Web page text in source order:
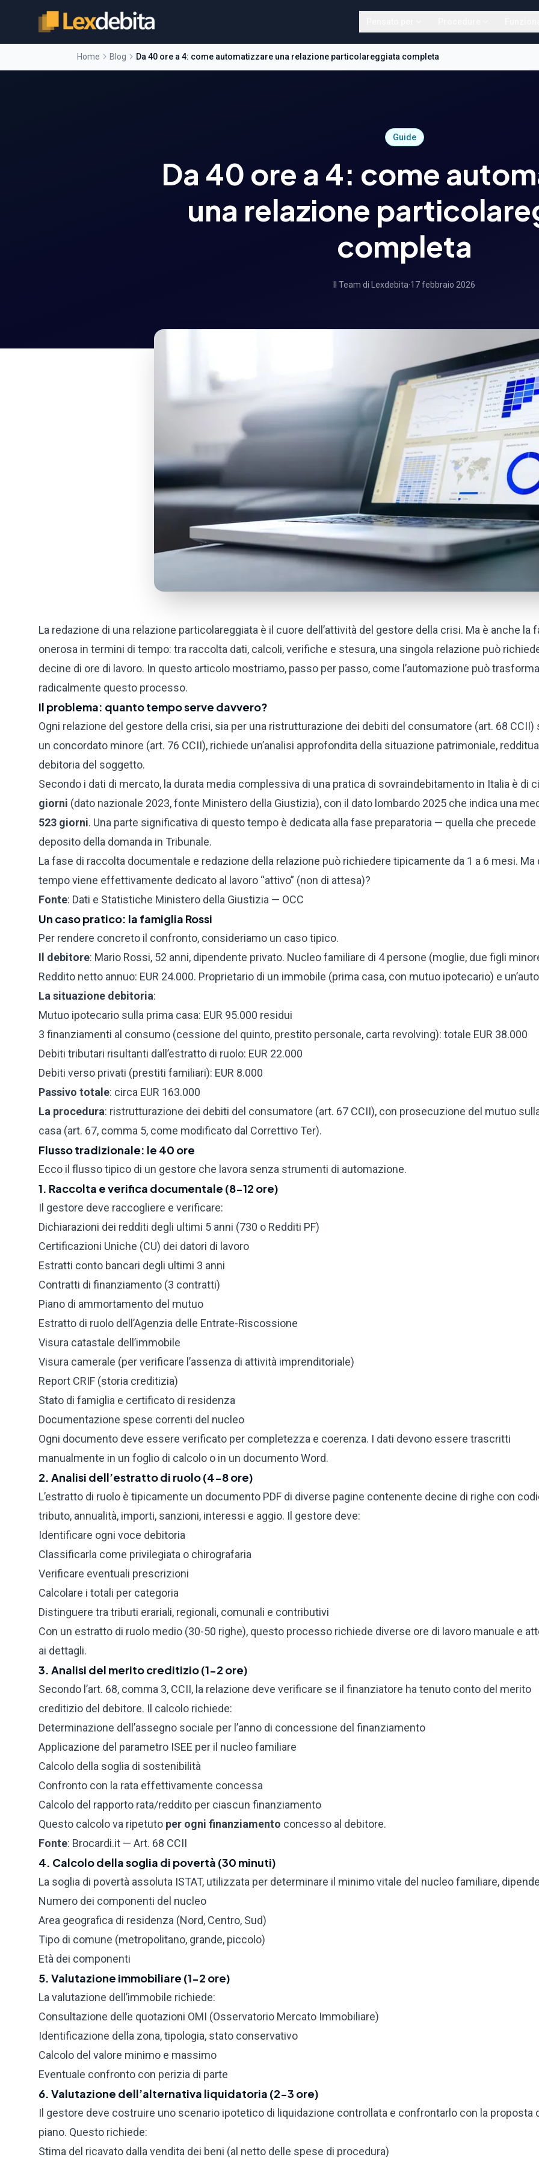
Home Blog Da 40 ore a 4: come automatizzare una relazione particolareggiata completa
Guide
Da 40 ore a 4: come
una relazione
completa
Il Team di Lexdebita·17 febbraio 2026
La redazione di una relazione particolareggiata è il cuore dell’attività del gestore della crisi. Ma è anche la
onerosa in termini di tempo: tra raccolta dati, calcoli, verifiche e stesura, una singola relazione può
decine di ore di lavoro. In questo articolo mostriamo, passo per passo, come l’automazione può
radicalmente questo processo.
Il problema: quanto tempo serve davvero?
Ogni relazione del gestore della crisi, sia per una ristrutturazione dei debiti del consumatore (art. 68 CCII)
un concordato minore (art. 76 CCII), richiede un’analisi approfondita della situazione patrimoniale,
debitoria del soggetto.
Secondo i dati di mercato, la durata media complessiva di una pratica di sovraindebitamento in Italia è di
giorni (dato nazionale 2023, fonte Ministero della Giustizia), con il dato lombardo 2025 che indica una
523 giorni. Una parte significativa di questo tempo è dedicata alla fase preparatoria — quella che precede
deposito della domanda in Tribunale.
La fase di raccolta documentale e redazione della relazione può richiedere tipicamente da 1 a 6 mesi. Ma
tempo viene effettivamente dedicato al lavoro “attivo” (non di attesa)?
Fonte: Dati e Statistiche Ministero della Giustizia — OCC
Un caso pratico: la famiglia Rossi
Per rendere concreto il confronto, consideriamo un caso tipico.
Il debitore: Mario Rossi, 52 anni, dipendente privato. Nucleo familiare di 4 persone (moglie, due figli
Reddito netto annuo: EUR 24.000. Proprietario di un immobile (prima casa, con mutuo ipotecario) e
La situazione debitoria:
Mutuo ipotecario sulla prima casa: EUR 95.000 residui
3 finanziamenti al consumo (cessione del quinto, prestito personale, carta revolving): totale EUR 38.000
Debiti tributari risultanti dall’estratto di ruolo: EUR 22.000
Debiti verso privati (prestiti familiari): EUR 8.000
Passivo totale: circa EUR 163.000
La procedura: ristrutturazione dei debiti del consumatore (art. 67 CCII), con prosecuzione del mutuo
casa (art. 67, comma 5, come modificato dal Correttivo Ter).
Flusso tradizionale: le 40 ore
Ecco il flusso tipico di un gestore che lavora senza strumenti di automazione.
1. Raccolta e verifica documentale (8-12 ore)
Il gestore deve raccogliere e verificare:
Dichiarazioni dei redditi degli ultimi 5 anni (730 o Redditi PF)
Certificazioni Uniche (CU) dei datori di lavoro
Estratti conto bancari degli ultimi 3 anni
Contratti di finanziamento (3 contratti)
Piano di ammortamento del mutuo
Estratto di ruolo dell’Agenzia delle Entrate-Riscossione
Visura catastale dell’immobile
Visura camerale (per verificare l’assenza di attività imprenditoriale)
Report CRIF (storia creditizia)
Stato di famiglia e certificato di residenza
Documentazione spese correnti del nucleo
Ogni documento deve essere verificato per completezza e coerenza. I dati devono essere trascritti
manualmente in un foglio di calcolo o in un documento Word.
2. Analisi dell’estratto di ruolo (4-8 ore)
L’estratto di ruolo è tipicamente un documento PDF di diverse pagine contenente decine di righe con
tributo, annualità, importi, sanzioni, interessi e aggio. Il gestore deve:
Identificare ogni voce debitoria
Classificarla come privilegiata o chirografaria
Verificare eventuali prescrizioni
Calcolare i totali per categoria
Distinguere tra tributi erariali, regionali, comunali e contributivi
Con un estratto di ruolo medio (30-50 righe), questo processo richiede diverse ore di lavoro manuale e
ai dettagli.
3. Analisi del merito creditizio (1-2 ore)
Secondo l’art. 68, comma 3, CCII, la relazione deve verificare se il finanziatore ha tenuto conto del merito
creditizio del debitore. Il calcolo richiede:
Determinazione dell’assegno sociale per l’anno di concessione del finanziamento
Applicazione del parametro ISEE per il nucleo familiare
Calcolo della soglia di sostenibilità
Confronto con la rata effettivamente concessa
Calcolo del rapporto rata/reddito per ciascun finanziamento
Questo calcolo va ripetuto per ogni finanziamento concesso al debitore.
Fonte: Brocardi.it — Art. 68 CCII
4. Calcolo della soglia di povertà (30 minuti)
La soglia di povertà assoluta ISTAT, utilizzata per determinare il minimo vitale del nucleo familiare,
Numero dei componenti del nucleo
Area geografica di residenza (Nord, Centro, Sud)
Tipo di comune (metropolitano, grande, piccolo)
Età dei componenti
5. Valutazione immobiliare (1-2 ore)
La valutazione dell’immobile richiede:
Consultazione delle quotazioni OMI (Osservatorio Mercato Immobiliare)
Identificazione della zona, tipologia, stato conservativo
Calcolo del valore minimo e massimo
Eventuale confronto con perizia di parte
6. Valutazione dell’alternativa liquidatoria (2-3 ore)
Il gestore deve costruire uno scenario ipotetico di liquidazione controllata e confrontarlo con la proposta
piano. Questo richiede:
Stima del ricavato dalla vendita dei beni (al netto delle spese di procedura)